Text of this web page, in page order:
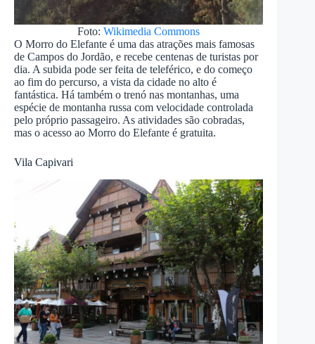
Foto:Wikimedia Commons
O Morro do Elefante é uma das atrações mais famosas
de Campos do Jordão, e recebe centenas de turistas por
dia. A subida pode ser feita de teleférico, e do começo
ao fim do percurso, a vista da cidade no alto é
fantástica. Há também o trenó nas montanhas, uma
espécie de montanha russa com velocidade controlada
pelo próprio passageiro. As atividades são cobradas,
mas o acesso ao Morro do Elefante é gratuita.
Vila Capivari